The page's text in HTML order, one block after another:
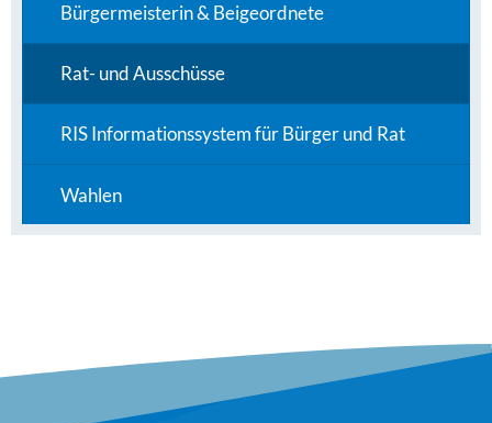
Bürgermeisterin & Beigeordnete
Rat- und Ausschüsse
RIS Informationssystem für Bürger und Rat
Wahlen